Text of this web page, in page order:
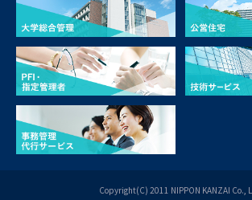
Copyright(C) 2011 NIPPON KANZAI Co.,